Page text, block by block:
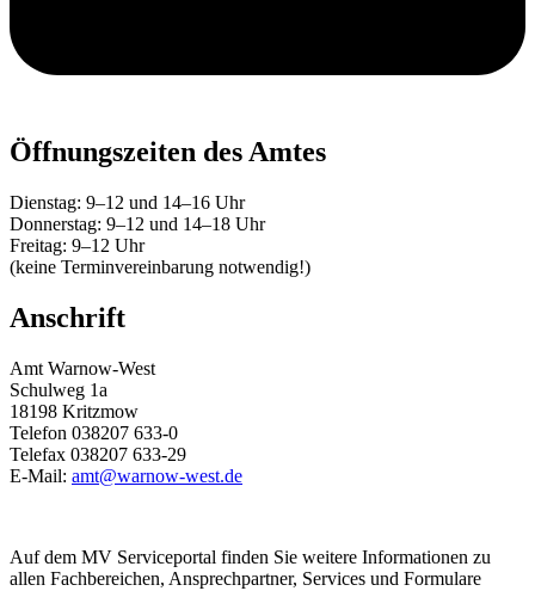
Öffnungszeiten des Amtes
Dienstag: 9–12 und 14–16 Uhr
Donnerstag: 9–12 und 14–18 Uhr
Freitag: 9–12 Uhr
(keine Terminvereinbarung notwendig!)
Anschrift
Amt Warnow-West
Schulweg 1a
18198 Kritzmow
Telefon 038207 633-0
Telefax 038207 633-29
E-Mail: amt@warnow-west.de
Auf dem MV Serviceportal finden Sie weitere Informationen zu
allen Fachbereichen, Ansprechpartner, Services und Formulare